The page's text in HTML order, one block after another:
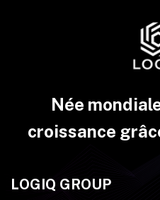
Née
croissance
LOGIQ GROUP